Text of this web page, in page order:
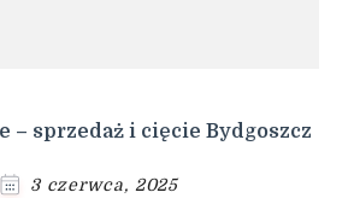
– sprzedaż i cięcie Bydgoszcz
3 czerwca, 2025